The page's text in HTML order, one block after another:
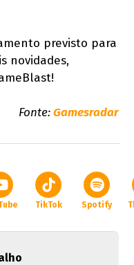
previsto para
novidades,
Fonte:Gamesradar
TikTok Spotify